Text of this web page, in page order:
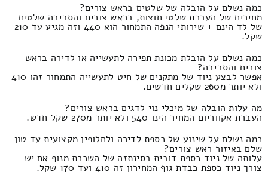
כמה נשלם על הובלה של שלטים בראש צורים?
מחירים של העברת שלטי חוצות, בראש צורים והסביבה שלטים
של לד הינם + שירותי הנפה התמחור הוא 440 וזה מגיע עד 210
שקל.
כמה נשלם על הובלת מכונת תפירה לתעשייה או לדירה בראש
צורים והסביבה?
אפשר לבצע ניוד של מתקנים של חיט לתעשייה התמחור זהו 410
ולא יותר מ260 שקלים חדשים.
מה עלות הובלה של מיכלי נוי לדגים בראש צורים?
העברת אקווריום המחיר הינו 540 ולא יותר מ270 שקל חדש.
כמה נשלם על שינוע של כספת לדירה ולחלופין מקצועית עד טון
שלם באיזור ראש צורים?
עלותה של ניוד כספת דובית בסינתזה של השכרת מנוף אם יש
צורך ניוד כספת כבדת גוף המחירון זה 410 ועד 170 שקל.